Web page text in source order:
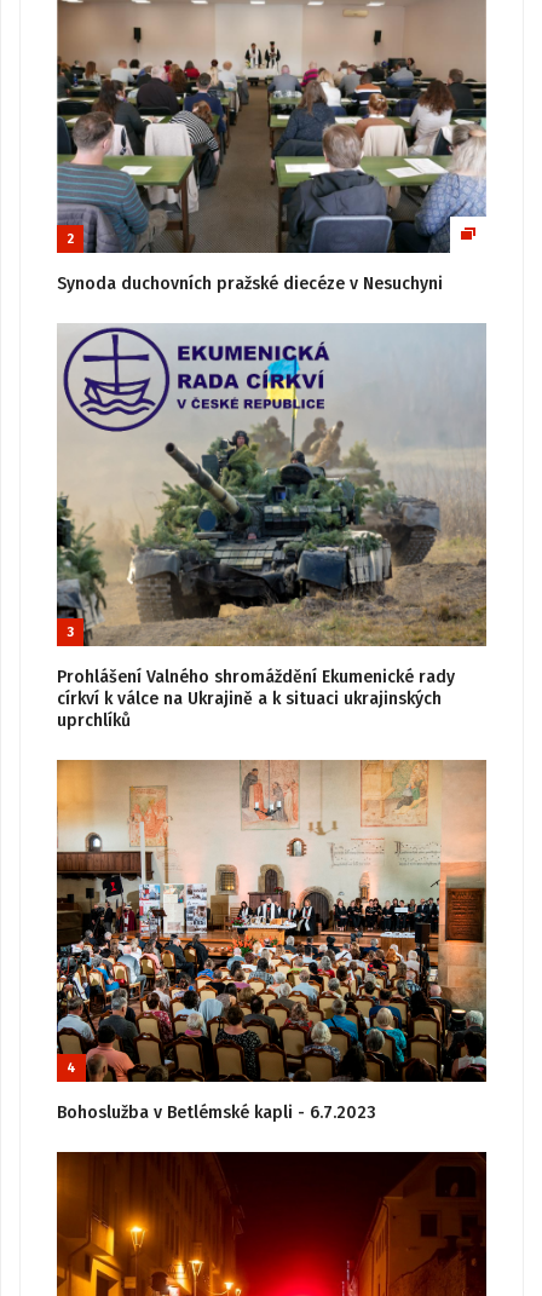
2
Synoda duchovních pražské diecéze v Nesuchyni
3
Prohlášení Valného shromáždění Ekumenické rady
církví k válce na Ukrajině a k situaci ukrajinských
uprchlíků
4
Bohoslužba v Betlémské kapli - 6.7.2023